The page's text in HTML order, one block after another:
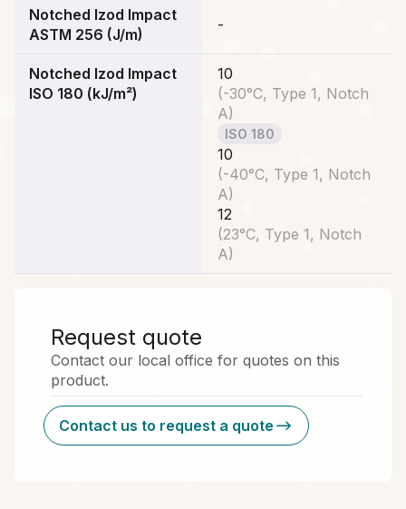
Notched Izod Impact
ASTM 256 (J/m)
-
Notched Izod Impact
ISO 180 (kJ/m²)
10
(-30°C, Type 1, Notch
A)
ISO 180
10
(-40°C, Type 1, Notch
A)
12
(23°C, Type 1, Notch
A)
Request quote
Contact our local office for quotes on this
product.
Contact us to request a quote